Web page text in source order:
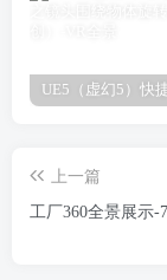
上一篇
工厂360全景展示-